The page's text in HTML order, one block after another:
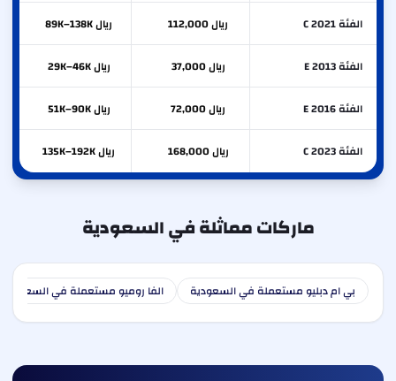
الفئة C 2021 ريال 112,000 ريال 89K–138K
الفئة E 2013 ريال 37,000 ريال 29K–46K
الفئة E 2016 ريال 72,000 ريال 51K–90K
الفئة C 2023 ريال 168,000 ريال 135K–192K
ماركات مماثلة في السعودية
بي ام دبليو مستعملة في السعودية الفا روميو مستعملة في السعودية